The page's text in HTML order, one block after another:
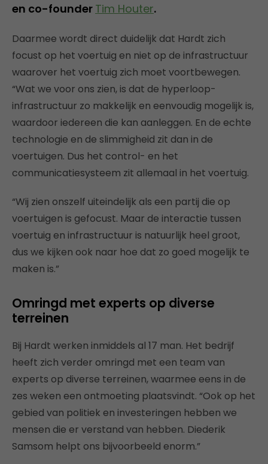
en co-founder Tim Houter. ​
Daarmee wordt direct duidelijk dat Hardt zich
focust op het voertuig en niet op de infrastructuur
waarover het voertuig zich moet voortbewegen.
“Wat we voor ons zien, is dat de hyperloop-
infrastructuur zo makkelijk en eenvoudig mogelijk is,
waardoor iedereen die kan aanleggen. En de echte
technologie en de slimmigheid zit dan in de
voertuigen. Dus het control- en het
communicatiesysteem zit allemaal in het voertuig.
“Wij zien onszelf uiteindelijk als een partij die op
voertuigen is gefocust. Maar de interactie tussen
voertuig en infrastructuur is natuurlijk heel groot,
dus we kijken ook naar hoe dat zo goed mogelijk te
maken is.”
Omringd met experts op diverse
terreinen
Bij Hardt werken inmiddels al 17 man. Het bedrijf
heeft zich verder omringd met een team van
experts op diverse terreinen, waarmee eens in de
zes weken een ontmoeting plaatsvindt. “Ook op het
gebied van politiek en investeringen hebben we
mensen die er verstand van hebben. Diederik
Samsom helpt ons bijvoorbeeld enorm.”